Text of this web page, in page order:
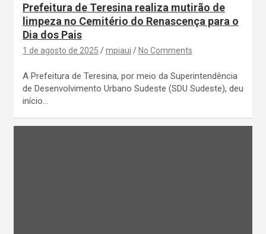
Prefeitura de Teresina realiza mutirão de
limpeza no Cemitério do Renascença para o
Dia dos Pais
1 de agosto de 2025 mpiaui No Comments
A Prefeitura de Teresina, por meio da Superintendência
de Desenvolvimento Urbano Sudeste (SDU Sudeste), deu
início…